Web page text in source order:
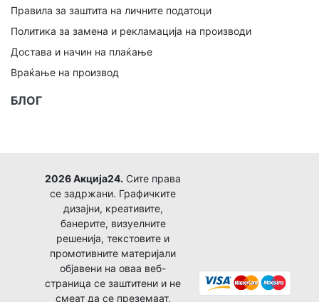
Правила за заштита на личните податоци
Политика за замена и рекламација на производи
Достава и начин на плаќање
Враќање на производ
БЛОГ
2026 Акција24. Сите права
се задржани. Графичките
дизајни, креативите,
банерите, визуелните
решенија, текстовите и
промотивните материјали
објавени на оваа веб-
страница се заштитени и не
смеат да се преземаат,